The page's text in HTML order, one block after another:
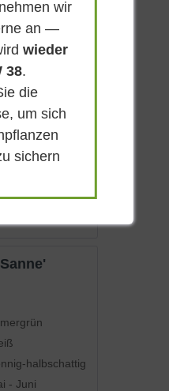
halbschattig
- Juni
zu 15 cm
halbschattig
- Juni
wir
an —
wieder
38.
die
um sich
sichern